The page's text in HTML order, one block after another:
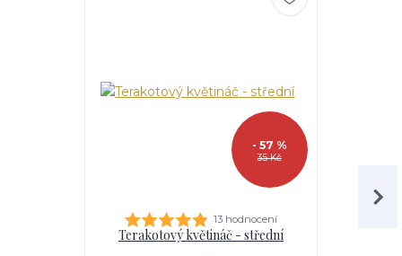
35 Kč
- 57 %
13 hodnocení
Terakotový květináč - střední